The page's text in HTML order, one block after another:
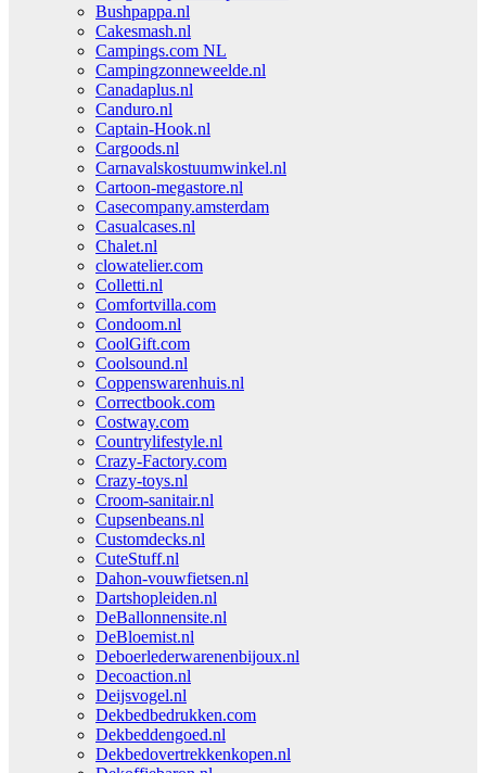
Bushpappa.nl
Cakesmash.nl
Campings.com NL
Campingzonneweelde.nl
Canadaplus.nl
Canduro.nl
Captain-Hook.nl
Cargoods.nl
Carnavalskostuumwinkel.nl
Cartoon-megastore.nl
Casecompany.amsterdam
Casualcases.nl
Chalet.nl
clowatelier.com
Colletti.nl
Comfortvilla.com
Condoom.nl
CoolGift.com
Coolsound.nl
Coppenswarenhuis.nl
Correctbook.com
Costway.com
Countrylifestyle.nl
Crazy-Factory.com
Crazy-toys.nl
Croom-sanitair.nl
Cupsenbeans.nl
Customdecks.nl
CuteStuff.nl
Dahon-vouwfietsen.nl
Dartshopleiden.nl
DeBallonnensite.nl
DeBloemist.nl
Deboerlederwarenenbijoux.nl
Decoaction.nl
Deijsvogel.nl
Dekbedbedrukken.com
Dekbeddengoed.nl
Dekbedovertrekkenkopen.nl